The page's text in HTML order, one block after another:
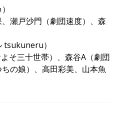
瀬戸沙門（劇団速度）、森
tsukuneru）
そ三十世帯）、森谷A（劇団
の娘）、高田彩美、山本魚